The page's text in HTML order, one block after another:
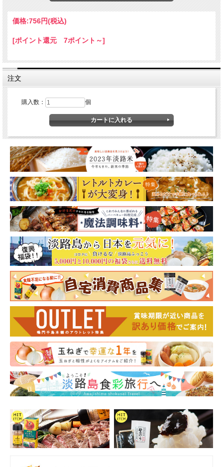
価格:756円(税込)
[ポイント還元 7ポイント～]
注文
購入数： 個